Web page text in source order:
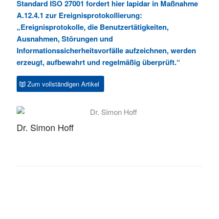
Standard ISO 27001 fordert hier lapidar in Maßnahme
A.12.4.1 zur Ereignisprotokollierung:
„Ereignisprotokolle, die Benutzertätigkeiten,
Ausnahmen, Störungen und
Informationssicherheitsvorfälle aufzeichnen, werden
erzeugt, aufbewahrt und regelmäßig überprüft.“
Zum vollständigen Artikel
Dr. Simon Hoff